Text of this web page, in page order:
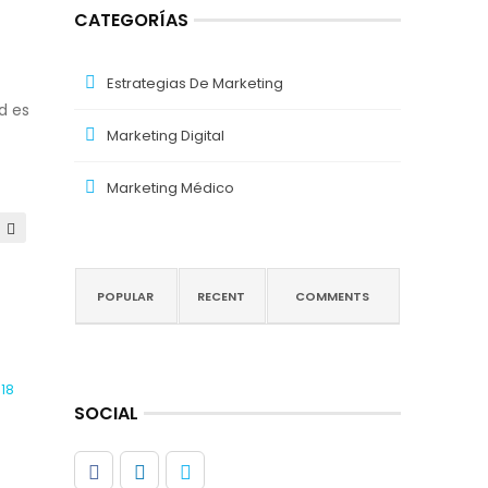
es
CATEGORÍAS
Estrategias De Marketing
Marketing Digital
Marketing Médico
POPULAR RECENT COMMENTS
SOCIAL